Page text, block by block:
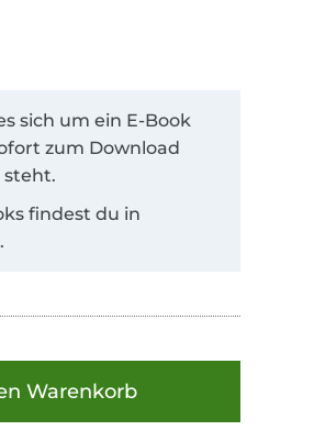
sich um ein E-Book
zum Download
steht.
findest du in
.
Warenkorb